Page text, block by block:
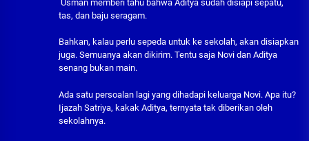
Usman memberi tahu bahwa Aditya sudah disiapi sepatu,
tas, dan baju seragam.
Bahkan, kalau perlu sepeda untuk ke sekolah, akan disiapkan
juga. Semuanya akan dikirim. Tentu saja Novi dan Aditya
senang bukan main.
Ada satu persoalan lagi yang dihadapi keluarga Novi. Apa itu?
Ijazah Satriya, kakak Aditya, ternyata tak diberikan oleh
sekolahnya.